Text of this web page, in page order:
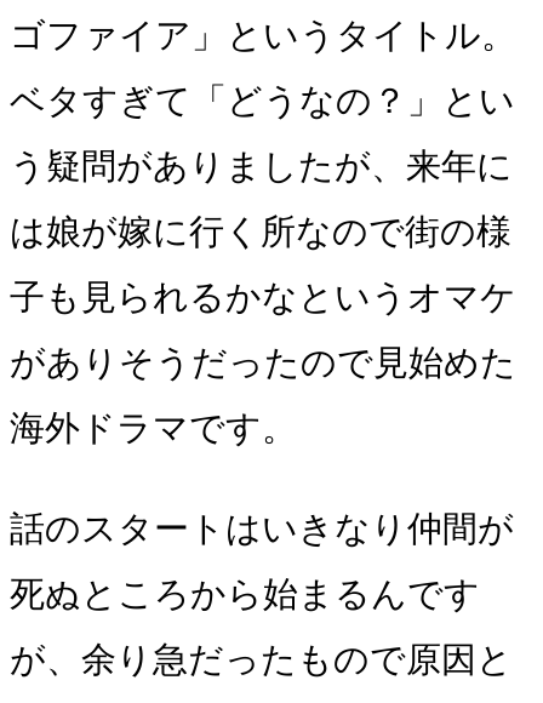
ゴファイア」というタイトル。
ベタすぎて「どうなの？」とい
う疑問がありましたが、来年に
は娘が嫁に行く所なので街の様
子も見られるかなというオマケ
がありそうだったので見始めた
海外ドラマです。
話のスタートはいきなり仲間が
死ぬところから始まるんです
が、余り急だったもので原因と